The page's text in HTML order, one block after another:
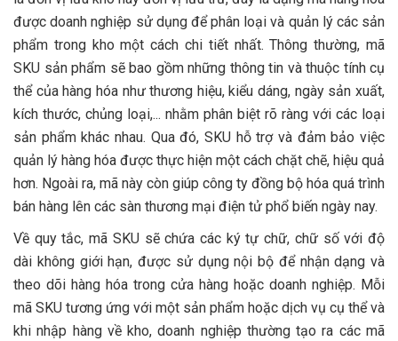
4. Tránh sử dụng các ký tự dễ gây nhầm lẫn
được doanh nghiệp sử dụng để phân loại và quản lý các sản
phẩm trong kho một cách chi tiết nhất. Thông thường, mã
SKU sản phẩm sẽ bao gồm những thông tin và thuộc tính cụ
thể của hàng hóa như thương hiệu, kiểu dáng, ngày sản xuất,
kích thước, chủng loại,... nhằm phân biệt rõ ràng với các loại
sản phẩm khác nhau. Qua đó, SKU hỗ trợ và đảm bảo việc
quản lý hàng hóa được thực hiện một cách chặt chẽ, hiệu quả
hơn. Ngoài ra, mã này còn giúp công ty đồng bộ hóa quá trình
bán hàng lên các sàn thương mại điện tử phổ biến ngày nay.
Về quy tắc, mã SKU sẽ chứa các ký tự chữ, chữ số với độ
dài không giới hạn, được sử dụng nội bộ để nhận dạng và
theo dõi hàng hóa trong cửa hàng hoặc doanh nghiệp. Mỗi
mã SKU tương ứng với một sản phẩm hoặc dịch vụ cụ thể và
khi nhập hàng về kho, doanh nghiệp thường tạo ra các mã